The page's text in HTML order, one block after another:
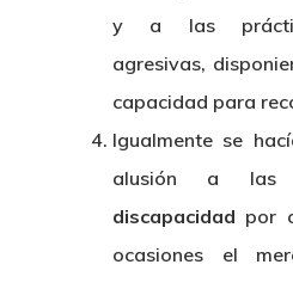
y a las
agresivas,
capacidad para
Igualmente se
alusión a las
discapacidad por
ocasiones el